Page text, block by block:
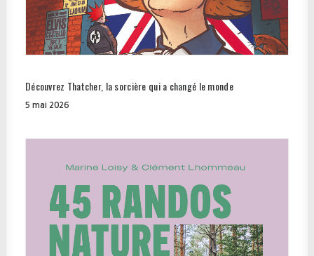
Découvrez Thatcher, la sorcière qui a changé le monde
5 mai 2026